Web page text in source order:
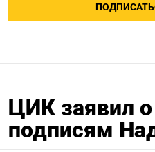
ЦИК заявил о
подписям